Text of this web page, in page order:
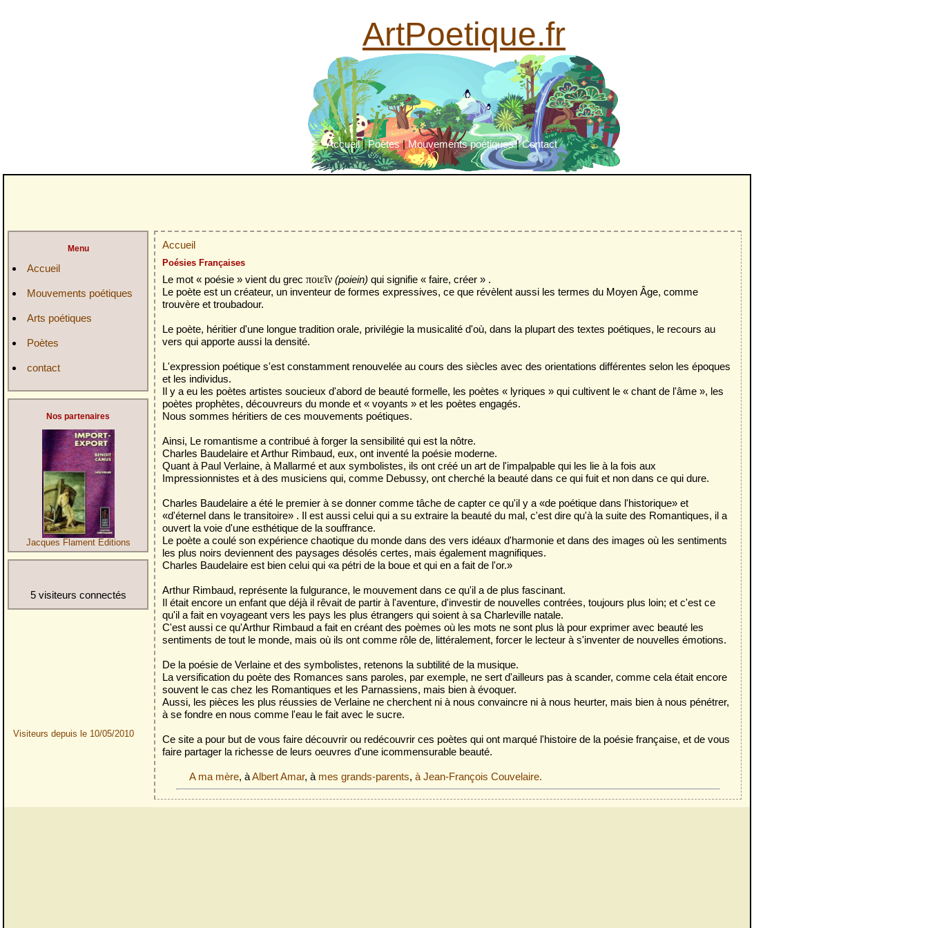
ArtPoetique.fr
Accueil|Poètes|Mouvements poétiques|Contact
Menu
Accueil
Mouvements poétiques
Arts poétiques
Poètes
contact
Nos partenaires
Jacques Flament Editions
5 visiteurs connectés
Visiteurs depuis le 10/05/2010
Accueil
Poésies Françaises
Le mot « poésie » vient du grec ποιεῖν (poiein) qui signifie « faire, créer » .
Le poète est un créateur, un inventeur de formes expressives, ce que révèlent aussi les termes du Moyen Âge, comme
trouvère et troubadour.
Le poète, héritier d'une longue tradition orale, privilégie la musicalité d'où, dans la plupart des textes poétiques, le recours au
vers qui apporte aussi la densité.
L'expression poétique s'est constamment renouvelée au cours des siècles avec des orientations différentes selon les époques
et les individus.
Il y a eu les poètes artistes soucieux d'abord de beauté formelle, les poètes « lyriques » qui cultivent le « chant de l'âme », les
poètes prophètes, découvreurs du monde et « voyants » et les poètes engagés.
Nous sommes héritiers de ces mouvements poétiques.
Ainsi, Le romantisme a contribué à forger la sensibilité qui est la nôtre.
Charles Baudelaire et Arthur Rimbaud, eux, ont inventé la poésie moderne.
Quant à Paul Verlaine, à Mallarmé et aux symbolistes, ils ont créé un art de l'impalpable qui les lie à la fois aux
Impressionnistes et à des musiciens qui, comme Debussy, ont cherché la beauté dans ce qui fuit et non dans ce qui dure.
Charles Baudelaire a été le premier à se donner comme tâche de capter ce qu'il y a «de poétique dans l'historique» et
«d'éternel dans le transitoire» . Il est aussi celui qui a su extraire la beauté du mal, c'est dire qu'à la suite des Romantiques, il a
ouvert la voie d'une esthétique de la souffrance.
Le poète a coulé son expérience chaotique du monde dans des vers idéaux d'harmonie et dans des images où les sentiments
les plus noirs deviennent des paysages désolés certes, mais également magnifiques.
Charles Baudelaire est bien celui qui «a pétri de la boue et qui en a fait de l'or.»
Arthur Rimbaud, représente la fulgurance, le mouvement dans ce qu'il a de plus fascinant.
Il était encore un enfant que déjà il rêvait de partir à l'aventure, d'investir de nouvelles contrées, toujours plus loin; et c'est ce
qu'il a fait en voyageant vers les pays les plus étrangers qui soient à sa Charleville natale.
C'est aussi ce qu'Arthur Rimbaud a fait en créant des poèmes où les mots ne sont plus là pour exprimer avec beauté les
sentiments de tout le monde, mais où ils ont comme rôle de, littéralement, forcer le lecteur à s'inventer de nouvelles émotions.
De la poésie de Verlaine et des symbolistes, retenons la subtilité de la musique.
La versification du poète des Romances sans paroles, par exemple, ne sert d'ailleurs pas à scander, comme cela était encore
souvent le cas chez les Romantiques et les Parnassiens, mais bien à évoquer.
Aussi, les pièces les plus réussies de Verlaine ne cherchent ni à nous convaincre ni à nous heurter, mais bien à nous pénétrer,
à se fondre en nous comme l'eau le fait avec le sucre.
Ce site a pour but de vous faire découvrir ou redécouvrir ces poètes qui ont marqué l'histoire de la poésie française, et de vous
faire partager la richesse de leurs oeuvres d'une icommensurable beauté.
A ma mère, àAlbert Amar, à mes grands-parents, à Jean-François Couvelaire.